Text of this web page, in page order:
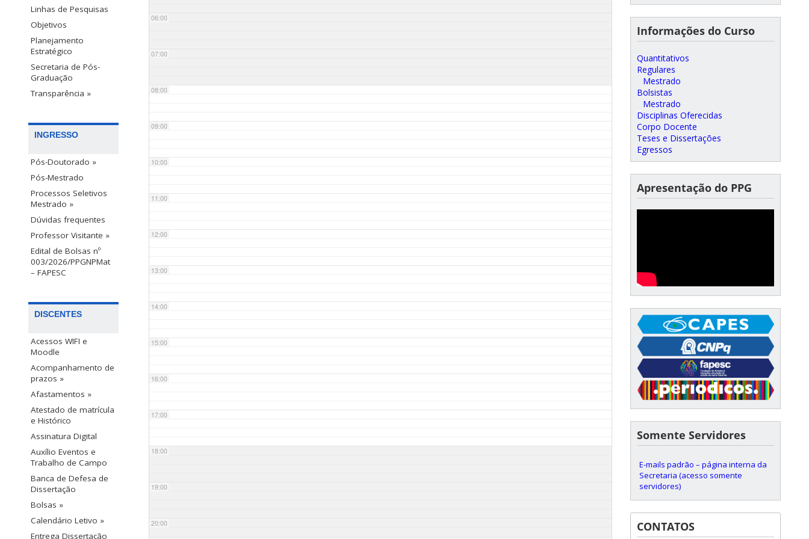
Linhas de Pesquisas
Objetivos
Planejamento
Estratégico
Secretaria de Pós-
Graduação
Transparência »
INGRESSO
Pós-Doutorado »
Pós-Mestrado
Processos Seletivos
Mestrado »
Dúvidas frequentes
Professor Visitante »
Edital de Bolsas nº
003/2026/PPGNPMat
– FAPESC
DISCENTES
Acessos WIFI e
Moodle
Acompanhamento de
prazos »
Afastamentos »
Atestado de matrícula
e Histórico
Assinatura Digital
Auxílio Eventos e
Trabalho de Campo
Banca de Defesa de
Dissertação
Bolsas »
Calendário Letivo »
Entrega Dissertação
06:00
07:00
08:00
09:00
10:00
11:00
12:00
13:00
14:00
15:00
16:00
17:00
18:00
19:00
20:00
Informações do Curso
Quantitativos
Regulares
Mestrado
Bolsistas
Mestrado
Disciplinas Oferecidas
Corpo Docente
Teses e Dissertações
Egressos
Apresentação do PPG
Somente Servidores
E-mails padrão – página interna da
Secretaria (acesso somente
servidores)
CONTATOS